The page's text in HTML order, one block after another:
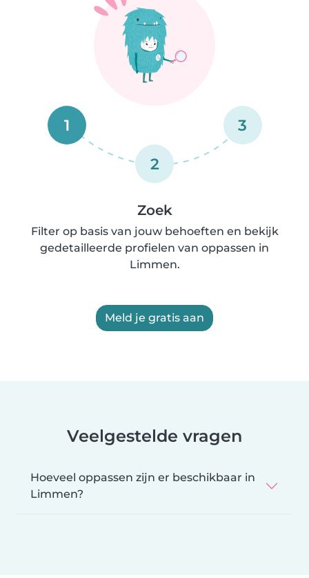
1
2
3
Zoek
Filter op basis van jouw behoeften en bekijk
gedetailleerde profielen van oppassen in
Limmen.
Meld je gratis aan
Veelgestelde vragen
Hoeveel oppassen zijn er beschikbaar in
Limmen?